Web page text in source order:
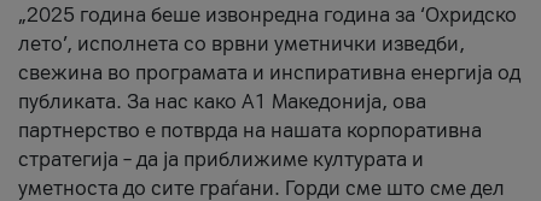
„2025 година беше извонредна година за ‘Охридско
лето’, исполнета со врвни уметнички изведби,
свежина во програмата и инспиративна енергија од
публиката. За нас како A1 Македонија, ова
партнерство е потврда на нашата корпоративна
стратегија – да ја приближиме културата и
уметноста до сите граѓани. Горди сме што сме дел